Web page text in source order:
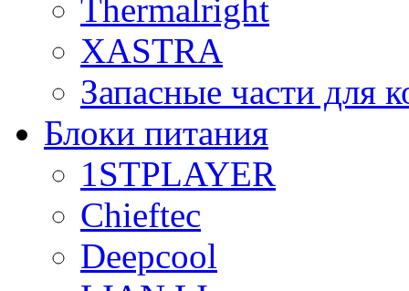
Thermalright
XASTRA
Запасные части для
Блоки питания
1STPLAYER
Chieftec
Deepcool